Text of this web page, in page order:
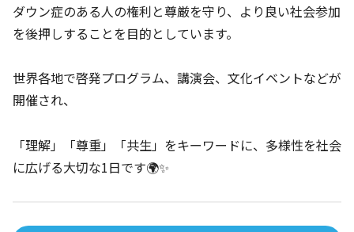
ダウン症のある人の権利と尊厳を守り、より良い社会参加
を後押しすることを目的としています。
世界各地で啓発プログラム、講演会、文化イベントなどが
開催され、
「理解」「尊重」「共生」をキーワードに、多様性を社会
に広げる大切な1日です🌍✨